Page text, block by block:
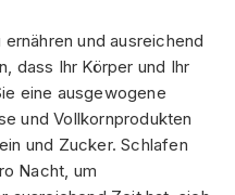
und ausreichend
dass Ihr Körper und Ihr
eine ausgewogene
und Vollkornprodukten
und Zucker. Schlafen
Nacht, um